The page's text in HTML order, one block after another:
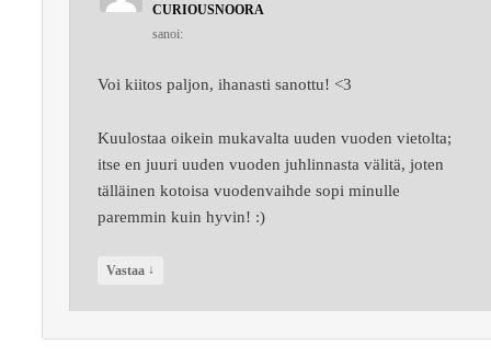
CURIOUSNOORA
sanoi:
Voi kiitos paljon, ihanasti sanottu! <3
Kuulostaa oikein mukavalta uuden vuoden vietolta;
itse en juuri uuden vuoden juhlinnasta välitä, joten
tälläinen kotoisa vuodenvaihde sopi minulle
paremmin kuin hyvin! :)
Vastaa ↓